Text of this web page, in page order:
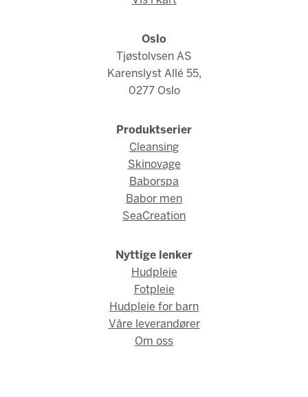
Oslo
Tjøstolvsen AS
Karenslyst Allé 55,
0277 Oslo
Produktserier
Cleansing
Skinovage
Baborspa
Babor men
SeaCreation
Nyttige lenker
Hudpleie
Fotpleie
Hudpleie for barn
Våre leverandører
Om oss